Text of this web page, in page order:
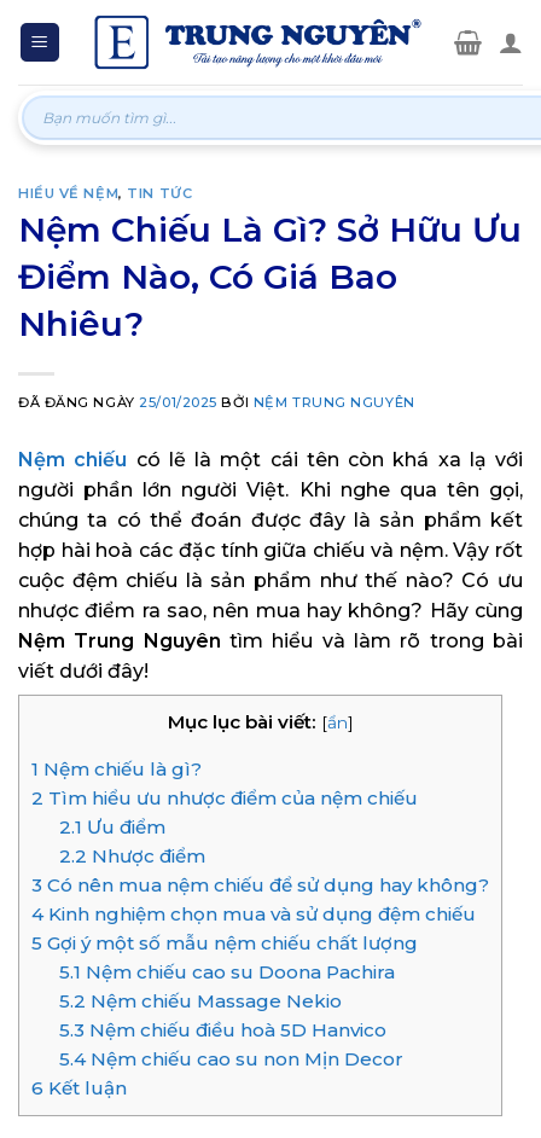
Tìm
kiếm:
HIỂU VỀ NỆM, TIN TỨC
Nệm Chiếu Là Gì? Sở Hữu Ưu
Điểm Nào, Có Giá Bao
Nhiêu?
ĐÃ ĐĂNG NGÀY25/01/2025 BỞI NỆM TRUNG NGUYÊN
Nệm chiếu có lẽ là một cái tên còn khá xa lạ với
người phần lớn người Việt. Khi nghe qua tên gọi,
chúng ta có thể đoán được đây là sản phẩm kết
hợp hài hoà các đặc tính giữa chiếu và nệm. Vậy rốt
cuộc đệm chiếu là sản phẩm như thế nào? Có ưu
nhược điểm ra sao, nên mua hay không? Hãy cùng
Nệm Trung Nguyên tìm hiểu và làm rõ trong bài
viết dưới đây!
Mục lục bài viết: [ẩn]
1 Nệm chiếu là gì?
2 Tìm hiểu ưu nhược điểm của nệm chiếu
2.1 Ưu điểm
2.2 Nhược điểm
3 Có nên mua nệm chiếu để sử dụng hay không?
4Kinh nghiệm chọn mua và sử dụng đệm chiếu
5 Gợi ý một số mẫu nệm chiếu chất lượng
5.1 Nệm chiếu cao su Doona Pachira
5.2 Nệm chiếu Massage Nekio
5.3 Nệm chiếu điều hoà 5D Hanvico
5.4Nệm chiếu cao su non Mịn Decor
6 Kết luận